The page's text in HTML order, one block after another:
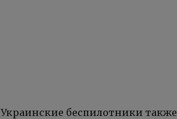
Украинские беспилотники